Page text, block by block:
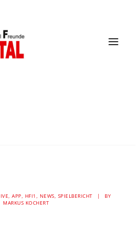
– 35:33
die HSG
, APP, HFI1 , NEWS, SPIELBERICHT |
BY
MARKUS KOCHERT